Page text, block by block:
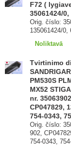
F72 (
35061424/
Orig. číslo:
135061424/0,
Noliktavā
Tvirtinimo
PM530S
MX52
nr.
CP047829,
754-0343,
Orig. číslo:
902,
754-0343,